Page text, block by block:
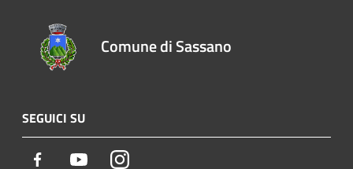
Comune di Sassano
SEGUICI SU
Facebook YoutubeInstagram